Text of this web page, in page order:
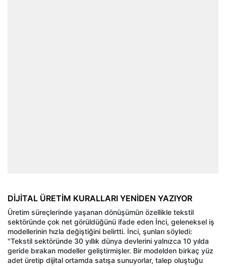
DİJİTAL ÜRETİM KURALLARI YENİDEN YAZIYOR
Üretim süreçlerinde yaşanan dönüşümün özellikle tekstil
sektöründe çok net görüldüğünü ifade eden İnci, geleneksel iş
modellerinin hızla değiştiğini belirtti. İnci, şunları söyledi:
"Tekstil sektöründe 30 yıllık dünya devlerini yalnızca 10 yılda
geride bırakan modeller geliştirmişler. Bir modelden birkaç yüz
adet üretip dijital ortamda satışa sunuyorlar, talep oluştuğu